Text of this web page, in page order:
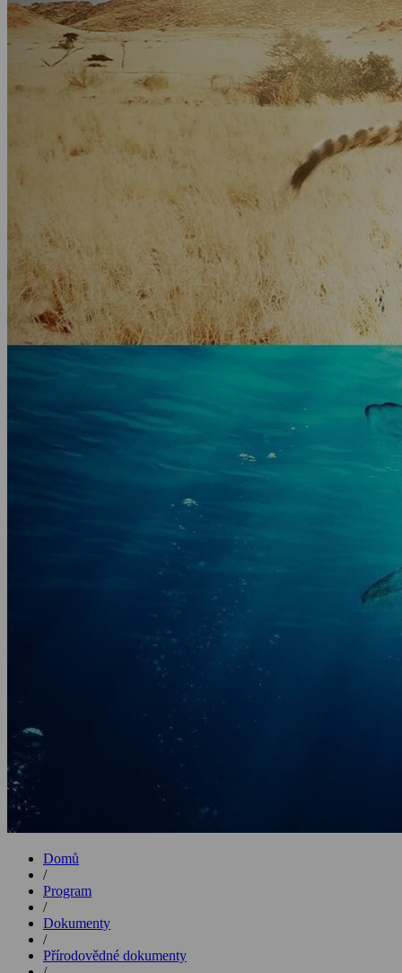
Domů
/
Program
/
Dokumenty
/
Přírodovědné dokumenty